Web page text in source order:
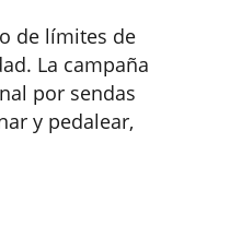
de límites de
La campaña
por sendas
y pedalear,